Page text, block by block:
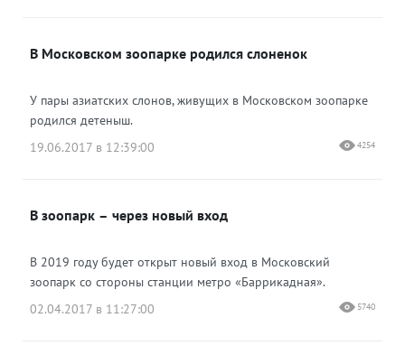
В Московском зоопарке родился слоненок
У пары азиатских слонов, живущих в Московском зоопарке
родился детеныш.
19.06.2017 в 12:39:00
4254
В зоопарк – через новый вход
В 2019 году будет открыт новый вход в Московский
зоопарк со стороны станции метро «Баррикадная».
02.04.2017 в 11:27:00
5740